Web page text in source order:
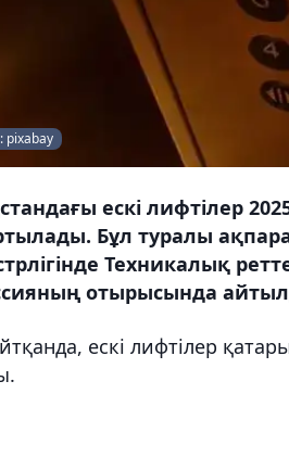
pixabay
ескі лифтілер
Бұл туралы
Техникалық
отырысында
ескі лифтілер